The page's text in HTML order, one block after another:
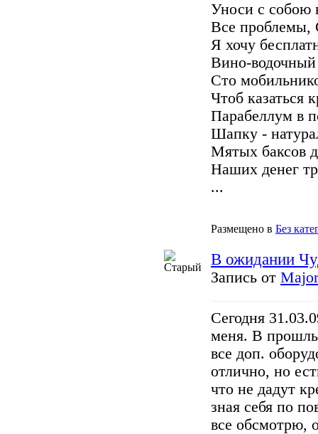
Уноси с собою
Все проблемы,
Я хочу
Вино-водочный
Сто
Чтоб казаться
Парабеллум в
Шапку -
Мятых баксов
Наших денег
...
Размещено в Без
В ожидании
Запись от Major
Сегодня
меня. В
все доп.
отлично, но
что не дадут
зная себя по
все обсмотрю,